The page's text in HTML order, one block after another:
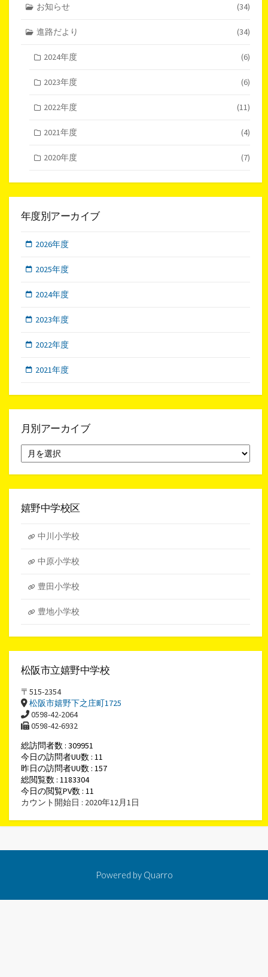
お知らせ (34)
進路だより (34)
2024年度 (6)
2023年度 (6)
2022年度 (11)
2021年度 (4)
2020年度 (7)
年度別アーカイブ
2026年度
2025年度
2024年度
2023年度
2022年度
2021年度
月別アーカイブ
別
ア
イ
嬉野中学校区
中川小学校
中原小学校
豊田小学校
豊地小学校
松阪市立嬉野中学校
〒515-2354
松阪市嬉野下之庄町1725
0598-42-2064
0598-42-6932
総訪問者数 : 309951
今日の訪問者UU数 : 11
昨日の訪問者UU数 : 157
総閲覧数 : 1183304
今日の閲覧PV数 : 11
カウント開始日 : 2020年12月1日
Powered by Quarro